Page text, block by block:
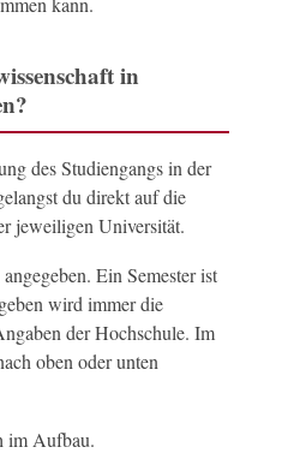
in
des Studiengangs in der
du direkt auf die
jeweiligen Universität.
Ein Semester ist
wird immer die
der Hochschule. Im
oben oder unten
im Aufbau.